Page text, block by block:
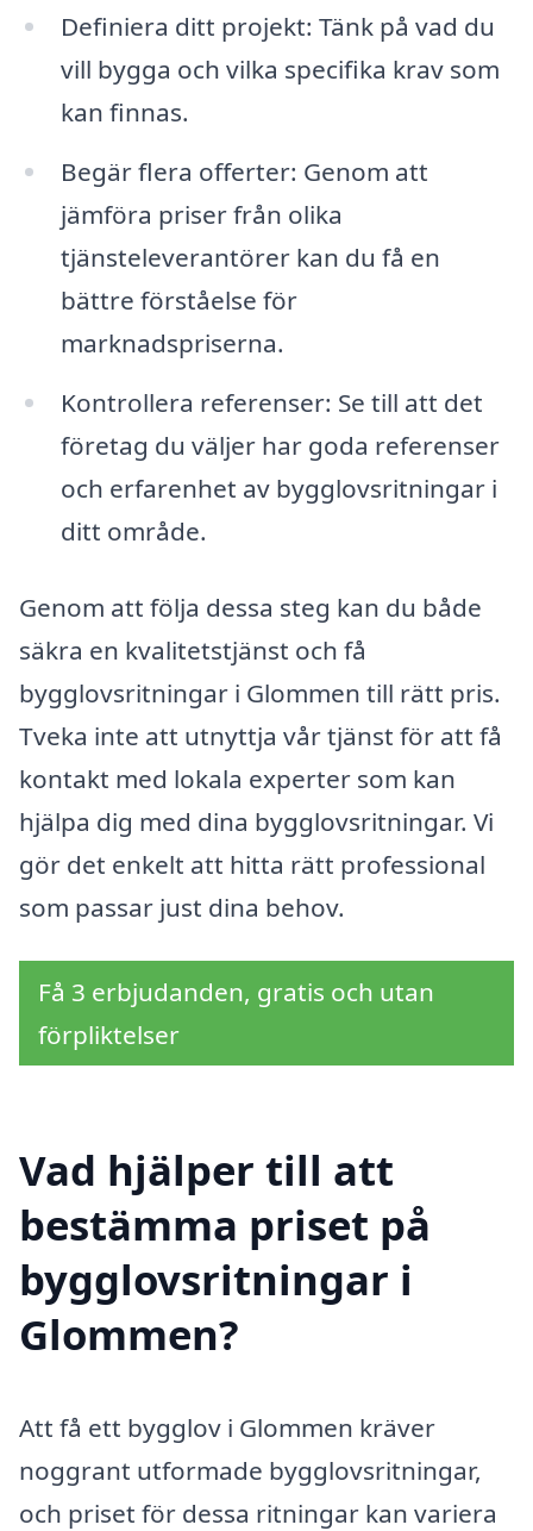
Definiera ditt projekt: Tänk på vad du
vill bygga och vilka specifika krav som
kan finnas.
Begär flera offerter: Genom att
jämföra priser från olika
tjänsteleverantörer kan du få en
bättre förståelse för
marknadspriserna.
Kontrollera referenser: Se till att det
företag du väljer har goda referenser
och erfarenhet av bygglovsritningar i
ditt område.
Genom att följa dessa steg kan du både
säkra en kvalitetstjänst och få
bygglovsritningar i Glommen till rätt pris.
Tveka inte att utnyttja vår tjänst för att få
kontakt med lokala experter som kan
hjälpa dig med dina bygglovsritningar. Vi
gör det enkelt att hitta rätt professional
som passar just dina behov.
Få 3 erbjudanden, gratis och utan
förpliktelser
Vad hjälper till att
bestämma priset på
bygglovsritningar i
Glommen?
Att få ett bygglov i Glommen kräver
noggrant utformade bygglovsritningar,
och priset för dessa ritningar kan variera